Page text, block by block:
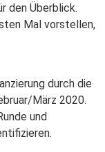
den Überblick.
Mal vorstellen,
durch die
März 2020.
und